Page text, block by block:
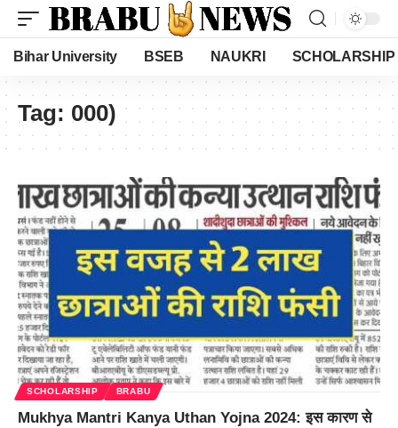
Bihar University BSEB NAUKRI SCHOLARSHIP
Tag: 000)
SCHOLARSHIP BRABU
Mukhya Mantri Kanya Uthan Yojna 2024: इस कारण से